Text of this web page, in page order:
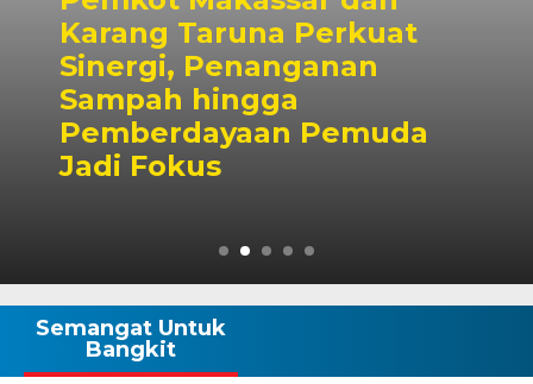
Dubes Singapura
Wali Kota Munafri,
Kolaborasi Pelatihan
hingga Masyarakat
Semangat Untuk
Bangkit